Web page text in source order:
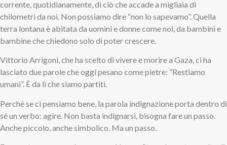
corrente, quotidianamente, di ciò che accade a migliaia di
chilometri da noi. Non possiamo dire “non lo sapevamo”. Quella
terra lontana è abitata da uomini e donne come noi, da bambini e
bambine che chiedono solo di poter crescere.
Vittorio Arrigoni, che ha scelto di vivere e morire a Gaza, ci ha
lasciato due parole che oggi pesano come pietre: “Restiamo
umani”. È da lì che siamo partiti.
Perché se ci pensiamo bene, la parola indignazione porta dentro di
sé un verbo: agire. Non basta indignarsi, bisogna fare un passo.
Anche piccolo, anche simbolico. Ma un passo.